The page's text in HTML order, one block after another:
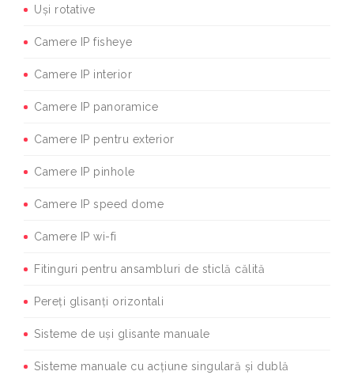
Uși rotative
Camere IP fisheye
Camere IP interior
Camere IP panoramice
Camere IP pentru exterior
Camere IP pinhole
Camere IP speed dome
Camere IP wi-fi
Fitinguri pentru ansambluri de sticlă călită
Pereți glisanți orizontali
Sisteme de uși glisante manuale
Sisteme manuale cu acțiune singulară și dublă